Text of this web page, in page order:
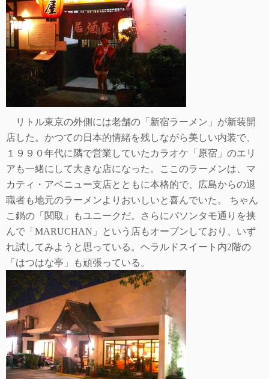
リトル東京の外側には老舗の「新宿ラーメン」が新装開
店した。かつての日本的情緒を残しながら美しい内装で、
１９９０年代に隣で営業していたカラオケ「原宿」のエリ
アも一緒にして大きな店になった。ここのラーメンは、マ
カティ・アベニュー支店とともに本格的で、広島からの退
職者も地元のラーメンよりおいしいと喜んでいた。 ちゃん
こ鍋の「関取」もユニークだ。さらにパソンタモ通りを挟
んで「 MARUCHAN 」という店もオープンしており、いず
れ試してみようと思っている。ヘラルドスイート内2階の
「はつはな亭」も頑張っている。